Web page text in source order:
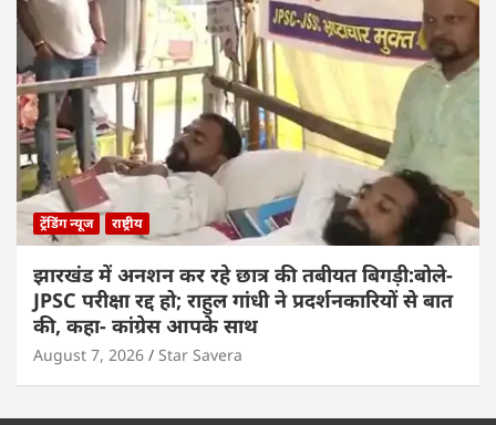
ट्रेंडिंग न्यूज राष्ट्रीय
झारखंड में अनशन कर रहे छात्र की तबीयत बिगड़ी:बोले-
JPSC परीक्षा रद्द हो; राहुल गांधी ने प्रदर्शनकारियों से बात
की, कहा- कांग्रेस आपके साथ
August 7, 2026 Star Savera